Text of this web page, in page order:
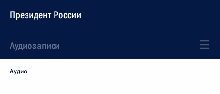
Президент России
Аудиозаписи
Аудио